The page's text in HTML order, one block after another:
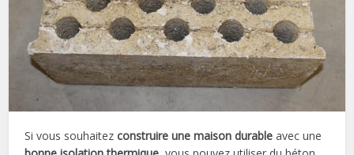
Si vous souhaitezconstruire une maison durable avec une